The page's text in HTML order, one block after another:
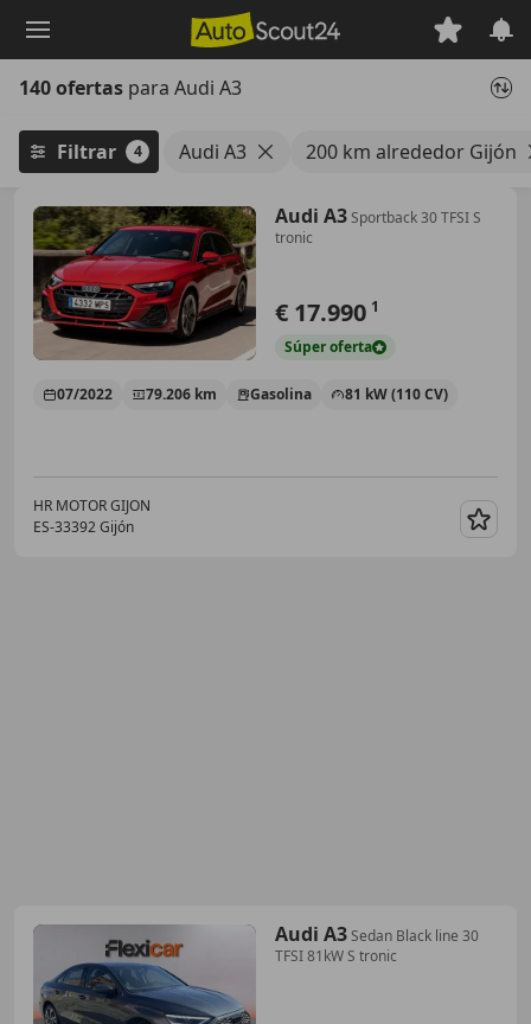
principal
140 ofertas para Audi A3
Filtrar 4 Audi A3 200 km alrededor Gijón
Audi A3Sportback 30 TFSI S
tronic
€ 17.990 1
Súperoferta
07/2022 79.206 km Gasolina 81 kW (110 CV)
HR MOTOR GIJON
ES-33392 Gijón
Audi A3Sedan Black line 30
TFSI 81kW S tronic